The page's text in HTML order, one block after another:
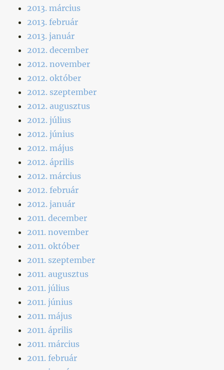
2013. március
2013. február
2013. január
2012. december
2012. november
2012. október
2012. szeptember
2012. augusztus
2012. július
2012. június
2012. május
2012. április
2012. március
2012. február
2012. január
2011. december
2011. november
2011. október
2011. szeptember
2011. augusztus
2011. július
2011. június
2011. május
2011. április
2011. március
2011. február